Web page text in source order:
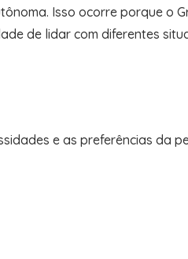
Isso ocorre porque o
de lidar com diferentes
e as preferências da